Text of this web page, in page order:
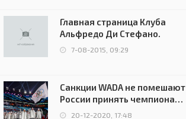
Главная страница Клуба
Альфредо Ди Стефано.
7-08-2015, 09:29
Санкции WADA не помешают
России принять чемпионат
Европы и финал Лиги
20-12-2020, 17:48